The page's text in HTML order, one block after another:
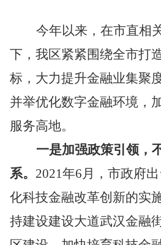
今年以来， 在市直相
下， 我区紧紧围绕全市打
标 ， 大力提升金融业集聚
并举优化数字金融环境，
服务高地。
一是加强政策引领 ，
系。 2021年6月，市政府
化科技金融改革创新的实
持建设建设大道武汉金融